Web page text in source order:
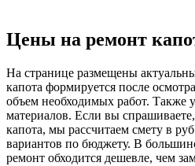
Цены на ремонт
На странице размещены
капота формируется после
объем необходимых работ. Также
материалов. Если вы
капота, мы рассчитаем смету в
вариантов по бюджету. В
ремонт обходится дешевле, чем